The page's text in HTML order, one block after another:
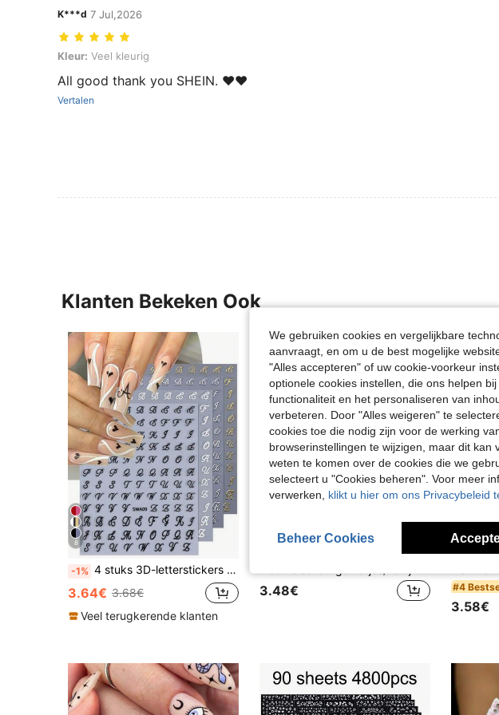
K***d 7 Jul,2026
Kleur: Veel kleurig
Kleur: Veel kleurig
All good thank you SHEIN. ❤️❤️
Vertalen
Klanten Bekeken Ook
8
-1% 4 stuks 3D-letterstickers voor nagelkunst, zwart, wit, goud, zilver, gotisch retro artistiek ontwerp van het Engelse alfabet, holografische nagelstickers voor doe-het-zelf nagelkunst, verschuifbare nageldecoratie, nagelbenodigdheden
3.64€ 3.68€
Veel terugkerende klanten
3.48€ #4
3.58€
We gebruiken cookies en vergelijkbare
aanvraagt, en om u de best mogelijke
"Alles accepteren" of uw cookie-voorkeur
optionele cookies instellen, die ons helpen
functionaliteit en het personaliseren van
verbeteren. Door "Alles weigeren" te
cookies toe die nodig zijn voor de werking
browserinstellingen te wijzigen, maar dit
weten te komen over de cookies die we
selecteert u "Cookies beheren". Voor meer
verwerken, klikt u hier om ons Privacybeleid
Beheer Cookies